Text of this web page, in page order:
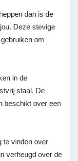
dan is de
Deze stevige
om
in de
staal. De
beschikt over een
te vinden over
verheugd over de